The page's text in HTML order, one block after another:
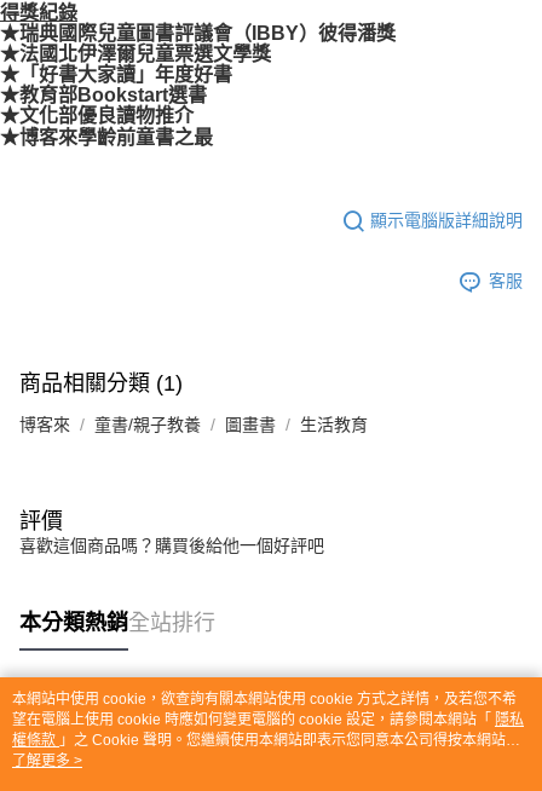
得獎紀錄
★瑞典國際兒童圖書評議會（IBBY）彼得潘獎
★法國北伊澤爾兒童票選文學獎
★「好書大家讀」年度好書
★教育部Bookstart選書
★文化部優良讀物推介
★博客來學齡前童書之最
顯示電腦版詳細說明
客服
商品相關分類 (1)
博客來 童書/親子教養 圖畫書 生活教育
評價
喜歡這個商品嗎？購買後給他一個好評吧
本分類熱銷全站排行
熱門標籤
本網站中使用 cookie，欲查詢有關本網站使用 cookie 方式之詳情，及若您不希
望在電腦上使用 cookie 時應如何變更電腦的 cookie 設定，請參閱本網站「 隱私
權條款 」之 Cookie 聲明。您繼續使用本網站即表示您同意本公司得按本網站使
用條款之 Cookie 聲明使用 cookie。
了解更多 >